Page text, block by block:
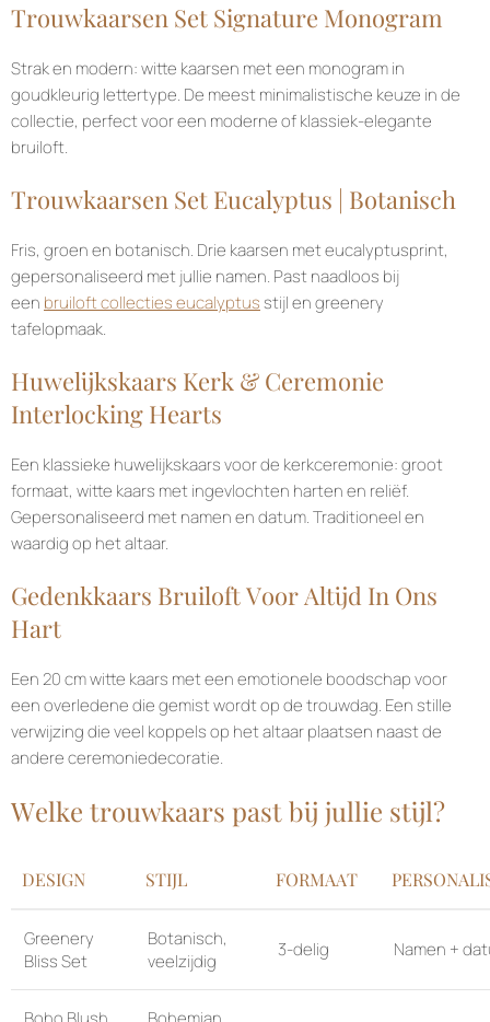
Trouwkaarsen Set Signature Monogram
Strak en modern: witte kaarsen met een monogram in
goudkleurig lettertype. De meest minimalistische keuze in de
collectie, perfect voor een moderne of klassiek-elegante
bruiloft.
Trouwkaarsen Set Eucalyptus | Botanisch
Fris, groen en botanisch. Drie kaarsen met eucalyptusprint,
gepersonaliseerd met jullie namen. Past naadloos bij
een bruiloft collecties eucalyptusstijl en greenery
tafelopmaak.
Huwelijkskaars Kerk & Ceremonie
Interlocking Hearts
Een klassieke huwelijkskaars voor de kerkceremonie: groot
formaat, witte kaars met ingevlochten harten en reliëf.
Gepersonaliseerd met namen en datum. Traditioneel en
waardig op het altaar.
Gedenkkaars Bruiloft Voor Altijd In Ons
Hart
Een 20 cm witte kaars met een emotionele boodschap voor
een overledene die gemist wordt op de trouwdag. Een stille
verwijzing die veel koppels op het altaar plaatsen naast de
andere ceremoniedecoratie.
Welke trouwkaars past bij jullie stijl?
DESIGN STIJL FORMAAT
Greenery
Bliss Set
Botanisch,
veelzijdig
3-delig Namen +